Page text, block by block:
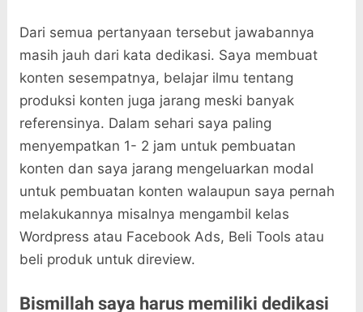
Dari semua pertanyaan tersebut jawabannya
masih jauh dari kata dedikasi. Saya membuat
konten sesempatnya, belajar ilmu tentang
produksi konten juga jarang meski banyak
referensinya. Dalam sehari saya paling
menyempatkan 1- 2 jam untuk pembuatan
konten dan saya jarang mengeluarkan modal
untuk pembuatan konten walaupun saya pernah
melakukannya misalnya mengambil kelas
Wordpress atau Facebook Ads, Beli Tools atau
beli produk untuk direview.
Bismillah saya harus memiliki dedikasi